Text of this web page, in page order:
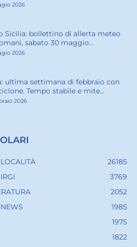
2026
Sicilia: bollettino di allerta meteo
sabato 30 maggio...
2026
ultima settimana di febbraio con
Tempo stabile e mite...
2026
26185
3769
2052
1985
1975
1822